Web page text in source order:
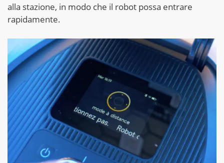
alla stazione, in modo che il robot possa entrare
rapidamente.